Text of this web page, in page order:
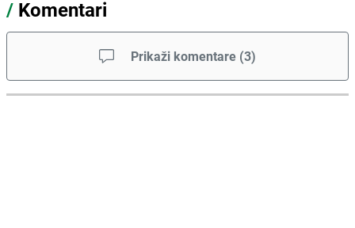
/ Komentari
Prikaži komentare (3)